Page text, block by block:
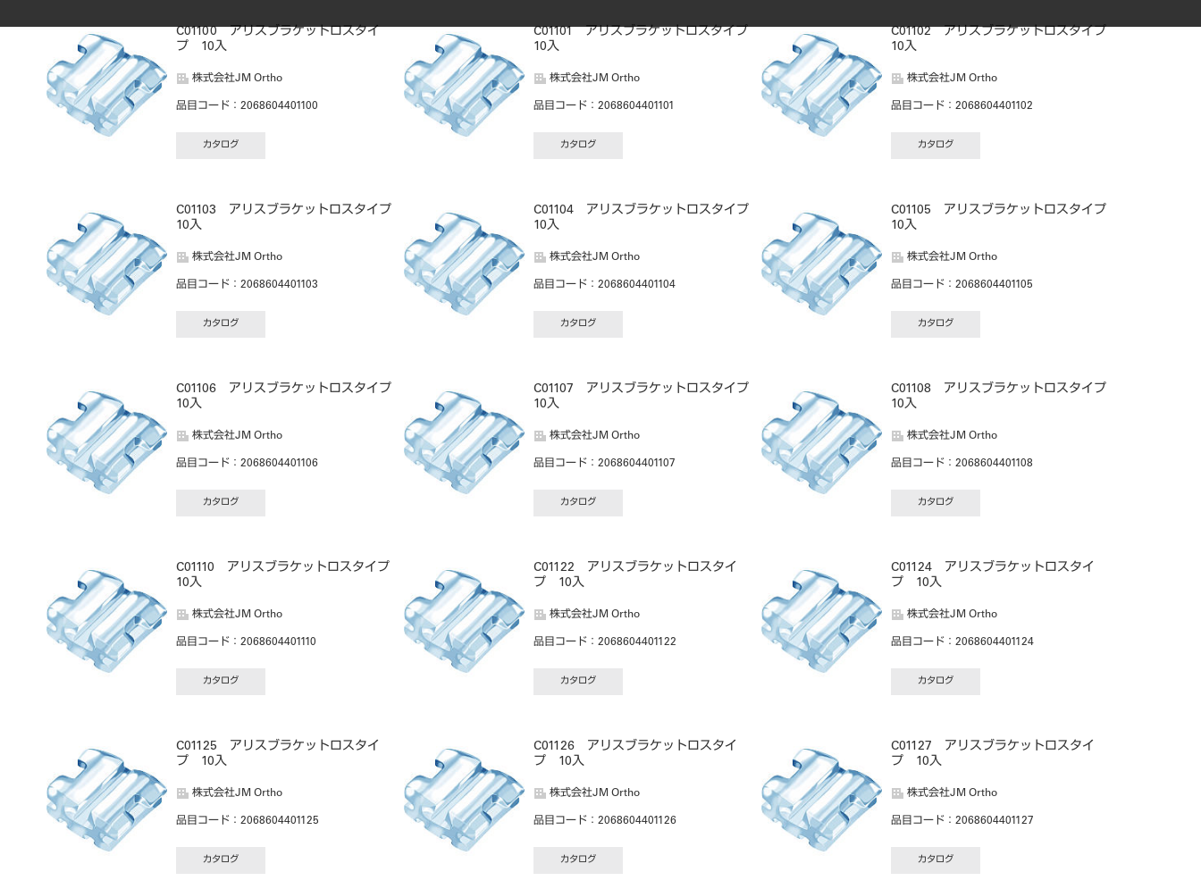
C01100 アリスブラケットロスタイ
プ 10入
株式会社JM Ortho
品目コード ：2068604401100
カタログ
C01101 アリスブラケットロスタイプ
10入
株式会社JM Ortho
品目コード ：2068604401101
カタログ
C01102 アリスブラケットロスタイプ
10入
株式会社JM Ortho
品目コード ：2068604401102
カタログ
C01103 アリスブラケットロスタイプ
10入
株式会社JM Ortho
品目コード ：2068604401103
カタログ
C01104 アリスブラケットロスタイプ
10入
株式会社JM Ortho
品目コード ：2068604401104
カタログ
C01105 アリスブラケットロスタイプ
10入
株式会社JM Ortho
品目コード ：2068604401105
カタログ
C01106 アリスブラケットロスタイプ
10入
株式会社JM Ortho
品目コード ：2068604401106
カタログ
C01107 アリスブラケットロスタイプ
10入
株式会社JM Ortho
品目コード ：2068604401107
カタログ
C01108 アリスブラケットロスタイプ
10入
株式会社JM Ortho
品目コード ：2068604401108
カタログ
C01110 アリスブラケットロスタイプ
10入
株式会社JM Ortho
品目コード ：2068604401110
カタログ
C01122 アリスブラケットロスタイ
プ 10入
株式会社JM Ortho
品目コード ：2068604401122
カタログ
C01124 アリスブラケットロスタイ
プ 10入
株式会社JM Ortho
品目コード ：2068604401124
カタログ
C01125 アリスブラケットロスタイ
プ 10入
株式会社JM Ortho
品目コード ：2068604401125
カタログ
C01126 アリスブラケットロスタイ
プ 10入
株式会社JM Ortho
品目コード ：2068604401126
カタログ
C01127 アリスブラケットロスタイ
プ 10入
株式会社JM Ortho
品目コード ：2068604401127
カタログ